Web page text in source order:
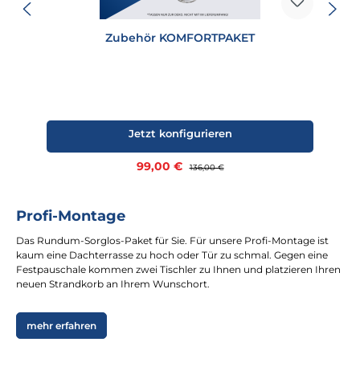
Zubehör KOMFORTPAKET
Verkaufspreis:
99,00 € Regulärer Preis:
136,00 €
Jetzt konfigurieren
Profi-Montage
Das Rundum-Sorglos-Paket für Sie. Für unsere Profi-Montage ist
kaum eine Dachterrasse zu hoch oder Tür zu schmal. Gegen eine
Festpauschale kommen zwei Tischler zu Ihnen und platzieren Ihren
neuen Strandkorb an Ihrem Wunschort.
mehr erfahren